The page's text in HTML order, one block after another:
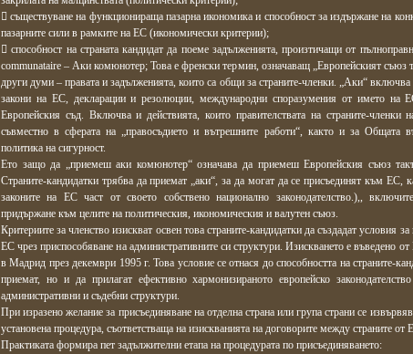
 съществуване на функционираща пазарна икономика и способност за издържане на
пазарните сили в рамките на ЕС (икономически критерии);
 способност на страната кандидат да поеме задълженията, произтичащи от
communataire – Аки комюнотер; Това е френски термин, означаващ „Европейският съюз
други думи – правата и задълженията, които са общи за страните-членки. „Аки“
закони на ЕС, декларации и резолюции, международни споразумения от името на
Европейския съд. Включва и действията, които правителствата на страните-членки
съвместно в сферата на „правосъдието и вътрешните работи“, както и за Общата
политика на сигурност.
Ето защо да „приемеш аки комюнотер“ означава да приемеш Европейския съюз
Страните-кандидатки трябва да приемат „аки“, за да могат да се присъединят към ЕС,
законите на ЕС част от своето собствено национално законодателство.),,
придържане към целите на политическия, икономическия и валутен съюз.
Критериите за членство изискват освен това страните-кандидатки да създадат условия за
ЕС чрез приспособяване на административните си структури. Изискването е въведено
в Мадрид през декември 1995 г. Това условие се отнася до способността на страните-
приемат, но и да прилагат ефективно хармонизираното европейско
административни и съдебни структури.
При изразено желание за присъединяване на отделна страна или група страни се
установена процедура, съответстваща на изискванията на договорите между страните от
Практиката формира пет задължителни етапа на процедурата по присъединяването: